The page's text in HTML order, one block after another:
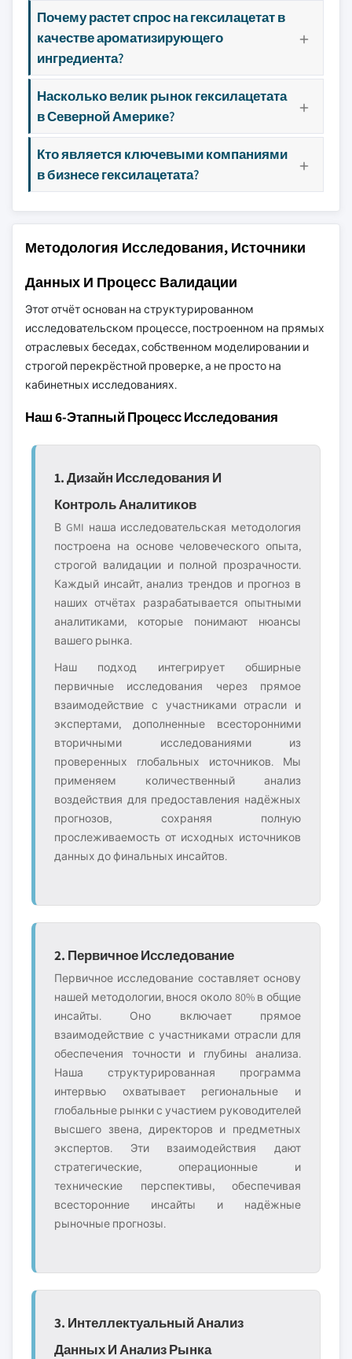
Почему растет спрос на гексилацетат в
качестве ароматизирующего
ингредиента?
Насколько велик рынок гексилацетата
в Северной Америке?
Кто является ключевыми компаниями
в бизнесе гексилацетата?
Методология Исследования, Источники
Данных И Процесс Валидации
Этот отчёт основан на структурированном
исследовательском процессе, построенном на прямых
отраслевых беседах, собственном моделировании и
строгой перекрёстной проверке, а не просто на
кабинетных исследованиях.
Наш 6-Этапный Процесс Исследования
1. Дизайн Исследования И
Контроль Аналитиков
В GMI наша исследовательская методология
построена на основе человеческого опыта,
строгой валидации и полной прозрачности.
Каждый инсайт, анализ трендов и прогноз в
наших отчётах разрабатывается опытными
аналитиками, которые понимают нюансы
вашего рынка.
Наш подход интегрирует обширные
первичные исследования через прямое
взаимодействие с участниками отрасли и
экспертами, дополненные всесторонними
вторичными исследованиями из
проверенных глобальных источников. Мы
применяем количественный анализ
воздействия для предоставления надёжных
прогнозов, сохраняя полную
прослеживаемость от исходных источников
данных до финальных инсайтов.
2. Первичное Исследование
Первичное исследование составляет основу
нашей методологии, внося около 80% в общие
инсайты. Оно включает прямое
взаимодействие с участниками отрасли для
обеспечения точности и глубины анализа.
Наша структурированная программа
интервью охватывает региональные и
глобальные рынки с участием руководителей
высшего звена, директоров и предметных
экспертов. Эти взаимодействия дают
стратегические, операционные и
технические перспективы, обеспечивая
всесторонние инсайты и надёжные
рыночные прогнозы.
3. Интеллектуальный Анализ
Данных И Анализ Рынка